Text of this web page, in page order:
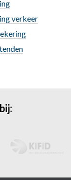
verkeer